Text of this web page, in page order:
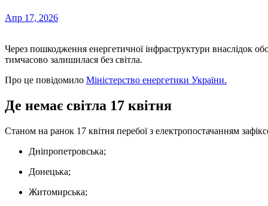
Апр 17, 2026
Через пошкодження енергетичної інфраструктури внаслідок
тимчасово залишилася без світла.
Про це повідомило Міністерство енергетики України.
Де немає світла 17 квітня
Станом на ранок 17 квітня перебої з електропостачанням
Дніпропетровська;
Донецька;
Житомирська;